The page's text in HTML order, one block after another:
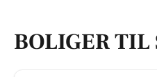
BOLIGER